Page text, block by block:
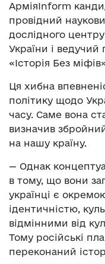
АрміяInform
провідний
дослідного
України і
«Історія Без
Ця хибна
політику щодо
часу. Саме вона
визначив
на нашу країну.
— Однак
в тому, що вони
українці є
ідентичністю,
відмінними від
Тому російські
переконаний